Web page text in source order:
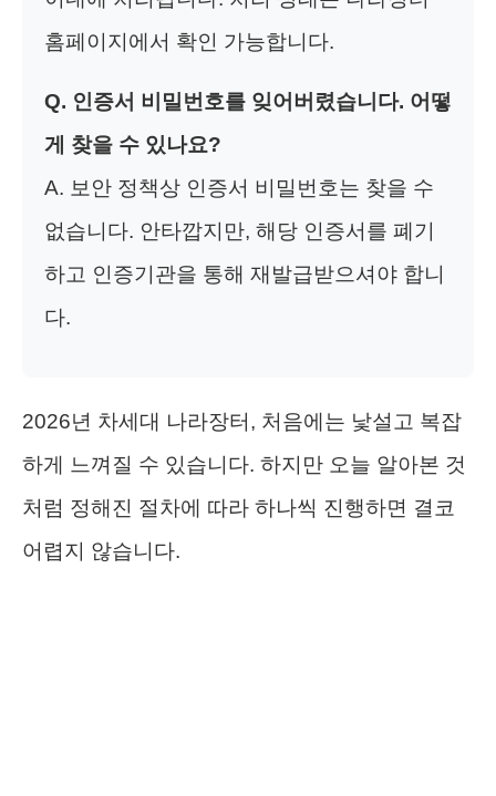
홈페이지에서 확인 가능합니다.
Q. 인증서 비밀번호를 잊어버렸습니다. 어떻
게 찾을 수 있나요?
A. 보안 정책상 인증서 비밀번호는 찾을 수
없습니다. 안타깝지만, 해당 인증서를 폐기
하고 인증기관을 통해 재발급받으셔야 합니
다.
2026년 차세대 나라장터, 처음에는 낯설고 복잡
하게 느껴질 수 있습니다. 하지만 오늘 알아본 것
처럼 정해진 절차에 따라 하나씩 진행하면 결코
어렵지 않습니다.